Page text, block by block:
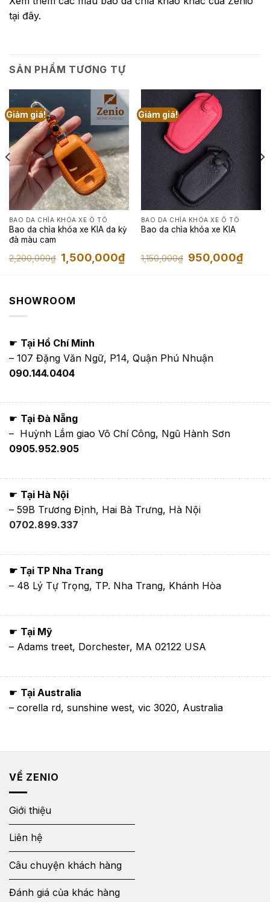
tại đây.
SẢN PHẨM TƯƠNG TỰ
Giảm giá!
BAO DA CHÌA KHÓA XE Ô TÔ
Bao da chìa khóa xe KIA da kỳ
đà màu cam
2,200,000₫ Giá
gốc
1,500,000₫Giá
hiện
Giảm giá!
BAO DA CHÌA KHÓA XE Ô TÔ
Bao da chìa khóa xe KIA
1,150,000₫ Giá
gốc
950,000₫Giá
hiện
SHOWROOM
☛ Tại Hồ Chí Minh
– 107 Đặng Văn Ngữ, P14, Quận Phú Nhuận
090.144.0404
☛ Tại Đà Nẵng
– Huỳnh Lắm giao Võ Chí Công, Ngũ Hành Sơn
0905.952.905
☛ Tại Hà Nội
– 59B Trương Định, Hai Bà Trưng, Hà Nội
0702.899.337
☛ Tại TP Nha Trang
– 48 Lý Tự Trọng, TP. Nha Trang, Khánh Hòa
☛ Tại Mỹ
– Adams treet, Dorchester, MA 02122 USA
☛ Tại Australia
– corella rd, sunshine west, vic 3020, Australia
VỀ ZENIO
Giới thiệu
Liên hệ
Câu chuyện khách hàng
Đánh giá của khác hàng